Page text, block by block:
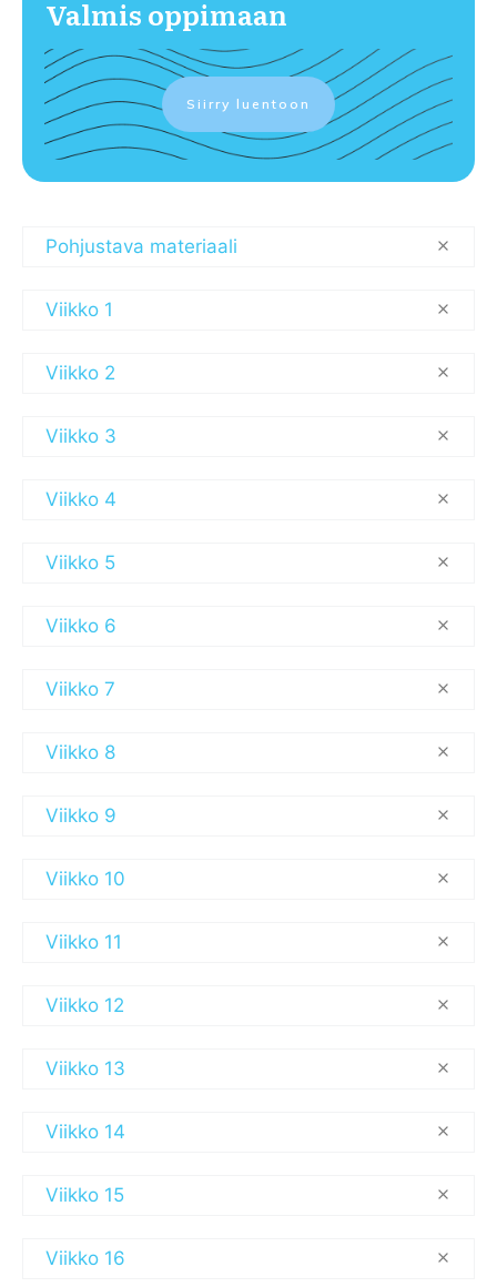
Valmis oppimaan
Siirry luentoon
Pohjustava materiaali
Viikko 1
Viikko 2
Viikko 3
Viikko 4
Viikko 5
Viikko 6
Viikko 7
Viikko 8
Viikko 9
Viikko 10
Viikko 11
Viikko 12
Viikko 13
Viikko 14
Viikko 15
Viikko 16